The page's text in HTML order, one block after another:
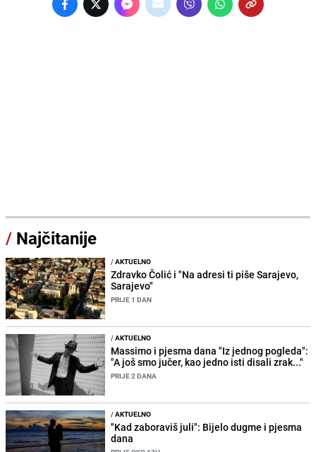
/ Najčitanije
/AKTUELNO
Zdravko Čolić i "Na adresi ti piše Sarajevo,
Sarajevo"
PRIJE 1 DAN
/AKTUELNO
Massimo i pjesma dana "Iz jednog pogleda":
"A još smo jučer, kao jedno isti disali zrak..."
PRIJE 2 DANA
/AKTUELNO
"Kad zaboraviš juli": Bijelo dugme i pjesma
dana